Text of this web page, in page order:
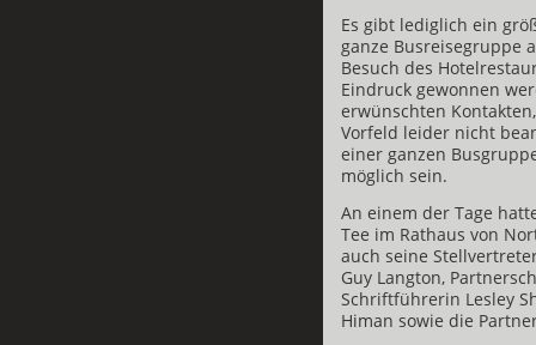
Es gibt lediglich ein
ganze Busreisegruppe
Besuch des
Eindruck gewonnen
erwünschten
Vorfeld leider nicht
einer ganzen
möglich sein.
An einem der Tage
Tee im Rathaus von
auch seine
Guy Langton,
Schriftführerin Lesley
Himan sowie die